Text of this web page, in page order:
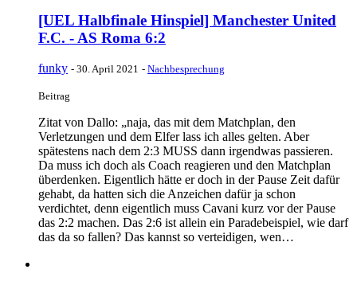
[UEL Halbfinale Hinspiel] Manchester United
F.C. - AS Roma 6:2
funky - 30. April 2021 - Nachbesprechung
Beitrag
Zitat von Dallo: „naja, das mit dem Matchplan, den
Verletzungen und dem Elfer lass ich alles gelten. Aber
spätestens nach dem 2:3 MUSS dann irgendwas passieren.
Da muss ich doch als Coach reagieren und den Matchplan
überdenken. Eigentlich hätte er doch in der Pause Zeit dafür
gehabt, da hatten sich die Anzeichen dafür ja schon
verdichtet, denn eigentlich muss Cavani kurz vor der Pause
das 2:2 machen. Das 2:6 ist allein ein Paradebeispiel, wie darf
das da so fallen? Das kannst so verteidigen, wen…